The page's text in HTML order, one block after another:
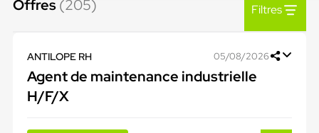
Offres(205) Filtres
ANTILOPE RH 05/08/2026
Agent de maintenance industrielle
H/F/X